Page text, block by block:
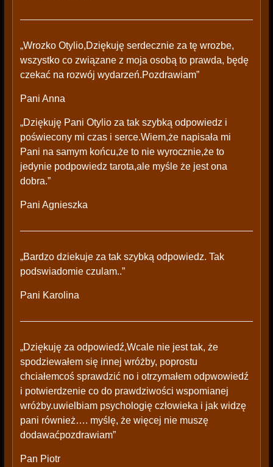
„Wrozko Otylio,Dziękuję serdecznie za tę wrozbe,
wszystko co związane z moja osobą to prawda, będę
czekać na rozwój wydarzeń.Pozdrawiam”
Pani Anna
„Dziękuję Pani Otylio za tak szybką odpowiedz i
poświecony mi czas i serce.Wiem,że napisała mi
Pani na samym końcu,że to nie wyrocznie,że to
jedynie podpowiedz tarota,ale myśle że jest ona
dobra.”
Pani Agnieszka
„Bardzo dziekuje za tak szybką odpowiedz. Tak
podswiadomie czulam..”
Pani Karolina
„Dziękuję za odpowiedź,Wcale nie jest tak, że
spodziewałem się innej wróżby, poprostu
chciałemcoś sprawdzić no i otrzymałem odpwowiedź
i potwierdzenie co do prawdziwości wspomianej
wróżby.uwielbiam psychologię człowieka i jak widzę
pani również…. myślę, że więcej nie muszę
dodawaćpozdrawiam”
Pan Piotr